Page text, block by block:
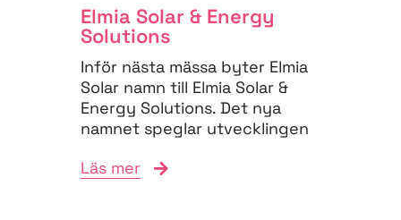
Elmia Solar & Energy
Solutions
Inför nästa mässa byter Elmia
Solar namn till Elmia Solar &
Energy Solutions. Det nya
namnet speglar utvecklingen
Läs mer